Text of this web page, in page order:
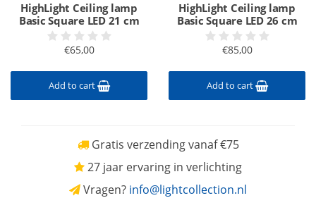
HighLight Ceiling lamp
Basic Square LED 21 cm
€65,00
Add to cart
HighLight Ceiling lamp
Basic Square LED 26 cm
€85,00
Add to cart
Gratis verzending vanaf €75
27 jaar ervaring in verlichting
Vragen? info@lightcollection.nl